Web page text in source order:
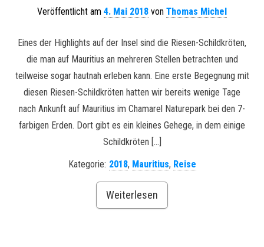
Veröffentlicht am 4. Mai 2018 von Thomas Michel
Eines der Highlights auf der Insel sind die Riesen-Schildkröten,
die man auf Mauritius an mehreren Stellen betrachten und
teilweise sogar hautnah erleben kann. Eine erste Begegnung mit
diesen Riesen-Schildkröten hatten wir bereits wenige Tage
nach Ankunft auf Mauritius im Chamarel Naturepark bei den 7-
farbigen Erden. Dort gibt es ein kleines Gehege, in dem einige
Schildkröten […]
Kategorie: 2018, Mauritius, Reise
Weiterlesen